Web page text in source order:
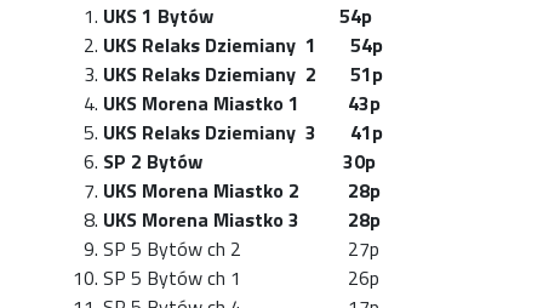
UKS 1 Bytów 54p
UKS Relaks Dziemiany 1 54p
UKS Relaks Dziemiany 2 51p
UKS Morena Miastko 1 43p
UKS Relaks Dziemiany 3 41p
SP 2 Bytów 30p
UKS Morena Miastko 2 28p
UKS Morena Miastko 3 28p
SP 5 Bytów ch 2 27p
SP 5 Bytów ch 1 26p